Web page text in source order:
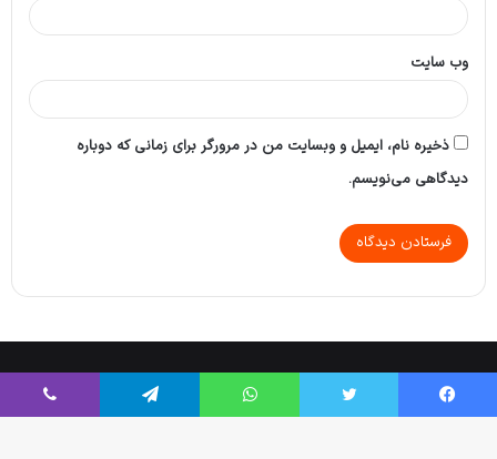
وب‌ سایت
ذخیره نام، ایمیل و وبسایت من در مرورگر برای زمانی که دوباره
دیدگاهی می‌نویسم.